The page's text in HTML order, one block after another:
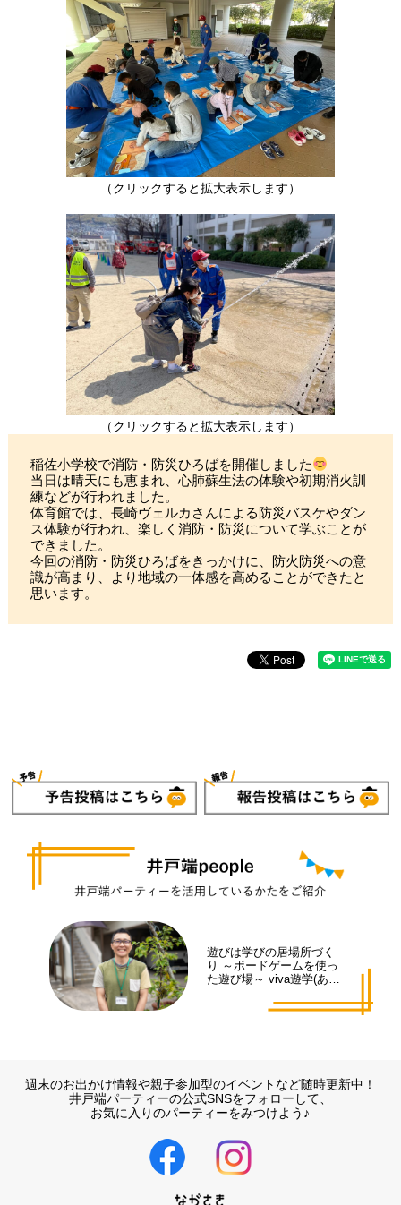
（クリックすると拡大表示します）
（クリックすると拡大表示します）
稲佐小学校で消防・防災ひろばを開催しました
当日は晴天にも恵まれ、心肺蘇生法の体験や初期消火訓
練などが行われました。
体育館では、長崎ヴェルカさんによる防災バスケやダン
ス体験が行われ、楽しく消防・防災について学ぶことが
できました。
今回の消防・防災ひろばをきっかけに、防火防災への意
識が高まり、より地域の一体感を高めることができたと
思います。
遊びは学びの居場所づく
り ～ボードゲームを使っ
た遊び場～ viva遊学(あそ
週末のお出かけ情報や親子参加型のイベントなど随時更新中！
井戸端パーティーの公式SNSをフォローして、
お気に入りのパーティーをみつけよう♪